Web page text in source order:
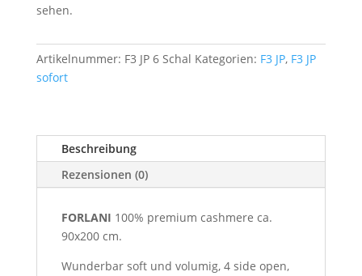
sehen.
Artikelnummer: F3 JP 6 Schal Kategorien: F3 JP, F3 JP
sofort
Beschreibung
Rezensionen (0)
FORLANI 100% premium cashmere ca.
90x200 cm.
Wunderbar soft und volumig, 4 side open,